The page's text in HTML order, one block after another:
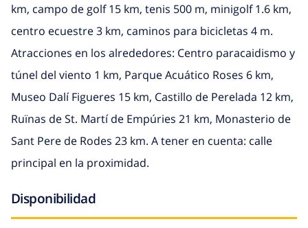
km, campo de golf 15 km, tenis 500 m, minigolf 1.6 km,
centro ecuestre 3 km, caminos para bicicletas 4 m.
Atracciones en los alrededores: Centro paracaidismo y
túnel del viento 1 km, Parque Acuático Roses 6 km,
Museo Dalí Figueres 15 km, Castillo de Perelada 12 km,
Ruïnas de St. Martí de Empúries 21 km, Monasterio de
Sant Pere de Rodes 23 km. A tener en cuenta: calle
principal en la proximidad.
Disponibilidad